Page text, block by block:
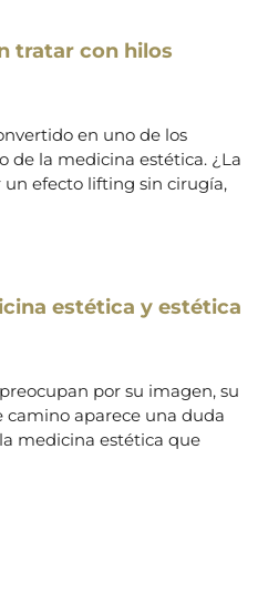
tratar con hilos
en uno de los
de la medicina estética. ¿La
efecto lifting sin cirugía,
estética y estética
por su imagen, su
camino aparece una duda
medicina estética que